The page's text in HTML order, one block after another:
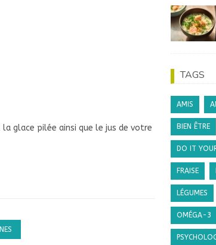
glace pilée ainsi que le jus de votre
TAGS
AMIS
BIEN ÊTRE
DO IT
FRAISE
LÉGUMES
OMÉGA-3